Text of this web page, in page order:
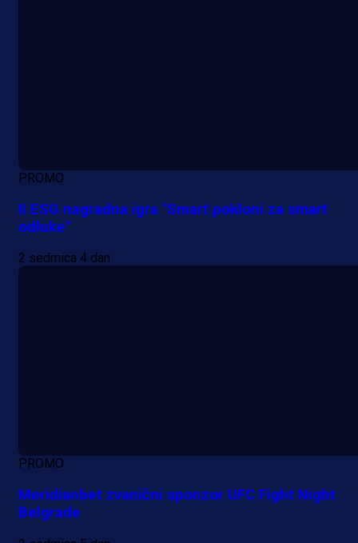
PROMO
II ESG nagradna igra "Smart pokloni za smart
odluke"
2 sedmica 4 dan
PROMO
Meridianbet zvanični sponzor UFC Fight Night
Belgrade